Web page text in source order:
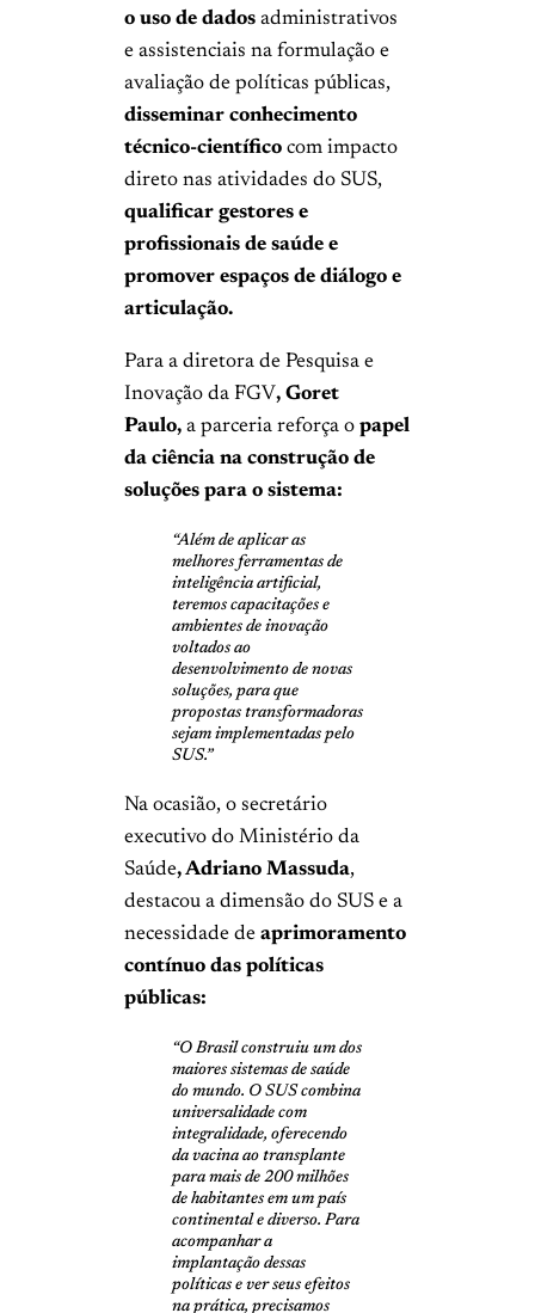
o uso de dados administrativos
e assistenciais na formulação e
avaliação de políticas públicas,
disseminar conhecimento
técnico-científico com impacto
direto nas atividades do SUS,
qualificar gestores e
profissionais de saúde e
promover espaços de diálogo e
articulação.
Para a diretora de Pesquisa e
Inovação da FGV, Goret
Paulo, a parceria reforça o papel
da ciência na construção de
soluções para o sistema:
“Além de aplicar as
melhores ferramentas de
inteligência artificial,
teremos capacitações e
ambientes de inovação
voltados ao
desenvolvimento de novas
soluções, para que
propostas transformadoras
sejam implementadas pelo
SUS.”
Na ocasião, o secretário
executivo do Ministério da
Saúde, Adriano Massuda,
destacou a dimensão do SUS e a
necessidade de aprimoramento
contínuo das políticas
públicas:
“O Brasil construiu um dos
maiores sistemas de saúde
do mundo. O SUS combina
universalidade com
integralidade, oferecendo
da vacina ao transplante
para mais de 200 milhões
de habitantes em um país
continental e diverso. Para
acompanhar a
implantação dessas
políticas e ver seus efeitos
na prática, precisamos